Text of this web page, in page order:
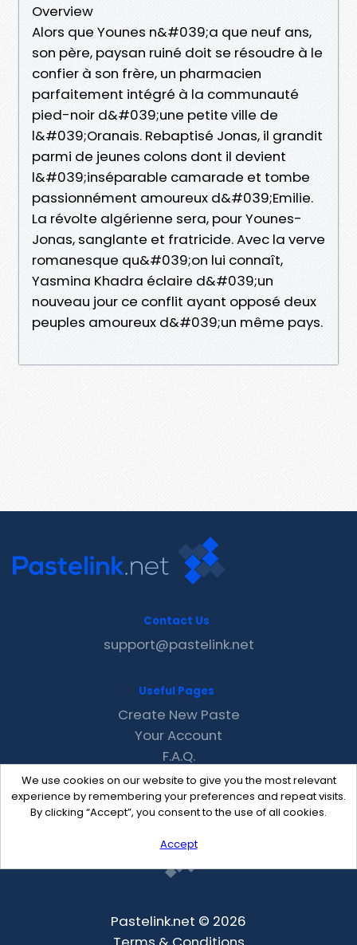
Overview
Alors que Younes n&#039;a que neuf ans,
son père, paysan ruiné doit se résoudre à le
confier à son frère, un pharmacien
parfaitement intégré à la communauté
pied-noir d&#039;une petite ville de
l&#039;Oranais. Rebaptisé Jonas, il grandit
parmi de jeunes colons dont il devient
l&#039;inséparable camarade et tombe
passionnément amoureux d&#039;Emilie.
La révolte algérienne sera, pour Younes-
Jonas, sanglante et fratricide. Avec la verve
romanesque qu&#039;on lui connaît,
Yasmina Khadra éclaire d&#039;un
nouveau jour ce conflit ayant opposé deux
peuples amoureux d&#039;un même pays.
We use cookies on our website to give you the most relevant
experience by remembering your preferences and repeat visits.
By clicking “Accept”, you consent to the use of all cookies.
Accept
Contact Us
support@pastelink.net
Useful Pages
Create New Paste
Your Account
F.A.Q.
Recent
Contact
Pastelink.net © 2026